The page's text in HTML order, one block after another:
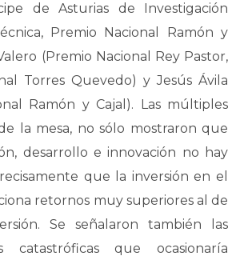
de Asturias de Investigación
Premio Nacional Ramón y
(Premio Nacional Rey Pastor,
Torres Quevedo) y Jesús Ávila
Ramón y Cajal). Las múltiples
la mesa, no sólo mostraron que
desarrollo e innovación no hay
que la inversión en el
retornos muy superiores al de
Se señalaron también las
catastróficas que ocasionaría